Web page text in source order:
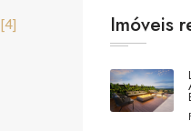
[4]
Imóveis